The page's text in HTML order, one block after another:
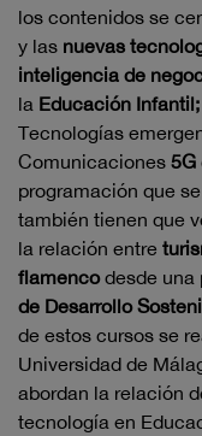
los contenidos se
y las nuevas
inteligencia de
la Educación
Tecnologías
Comunicaciones 5G
programación que
también tienen que
la relación entre
flamencodesde una
de Desarrollo
de estos cursos se
Universidad de
abordan la relación
tecnología en